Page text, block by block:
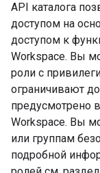
API каталога
доступом на
доступом к
Workspace. Вы
роли с
ограничивают
предусмотрено
Workspace. Вы
или группам
подробной